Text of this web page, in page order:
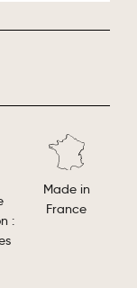
:
Made in
France